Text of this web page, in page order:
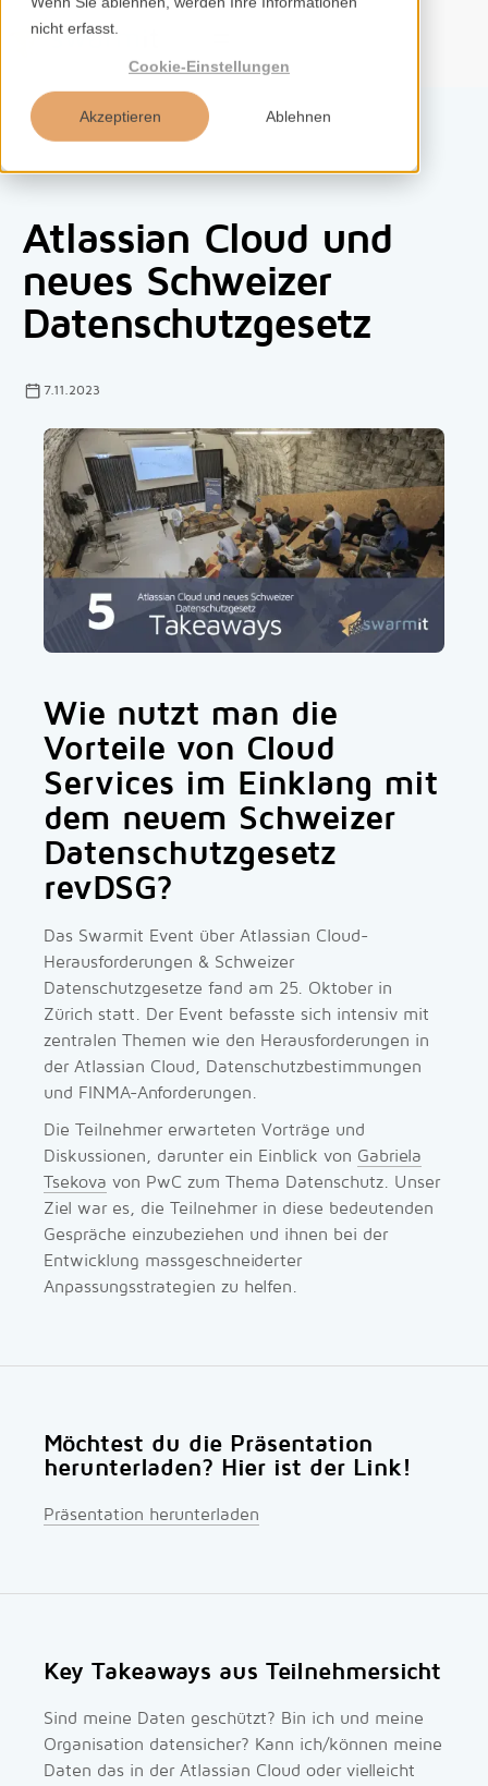
nicht erfasst.
Cookie-Einstellungen
Akzeptieren Ablehnen
Services
Kompetenzen
Über uns
Atlassian Cloud und
neues Schweizer
Datenschutzgesetz
7.11.2023
Wie nutzt man die
Vorteile von Cloud
Services im Einklang mit
dem neuem Schweizer
Datenschutzgesetz
revDSG?
Das Swarmit Event über Atlassian Cloud-
Herausforderungen & Schweizer
Datenschutzgesetze fand am 25. Oktober in
Zürich statt. Der Event befasste sich intensiv mit
zentralen Themen wie den Herausforderungen in
der Atlassian Cloud, Datenschutzbestimmungen
und FINMA-Anforderungen.
Die Teilnehmer erwarteten Vorträge und
Diskussionen, darunter ein Einblick von Gabriela
Tsekova von PwC zum Thema Datenschutz. Unser
Ziel war es, die Teilnehmer in diese bedeutenden
Gespräche einzubeziehen und ihnen bei der
Entwicklung massgeschneiderter
Anpassungsstrategien zu helfen.
Möchtest du die Präsentation
herunterladen? Hier ist der Link!
Präsentation herunterladen
Key Takeaways aus Teilnehmersicht
Sind meine Daten geschützt? Bin ich und meine
Organisation datensicher? Kann ich/können meine
Daten das in der Atlassian Cloud oder vielleicht